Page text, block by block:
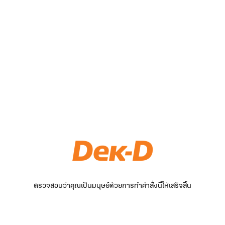
ตรวจสอบว่าคุณเป็นมนุษย์ด้วยการทำคำสั่งนี้ให้เสร็จสิ้น